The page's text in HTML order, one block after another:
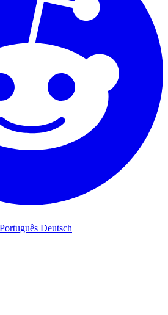
Português Deutsch